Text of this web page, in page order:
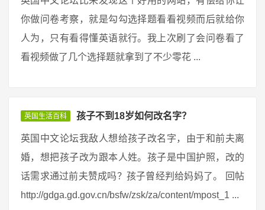
你做问卷考察，就是勾勾选择题看看视频而后就给你
人为，只有看得懂英语就行。我上次刷了会问卷看了
看视频做了几个选择题就拿到了不少零花 ...
英国生活百科 孩子不到18岁如何改名字？
英国中文论坛我敌人想给孩子改名字，由于和前夫离
婚，想把孩子改为跟本人姓。孩子是中国护照，改的
话需求通过前夫赞成吗？孩子曾经判给妈妈了。 回帖
http://gdga.gd.gov.cn/bsfw/zsk/za/content/mpost_1 ...